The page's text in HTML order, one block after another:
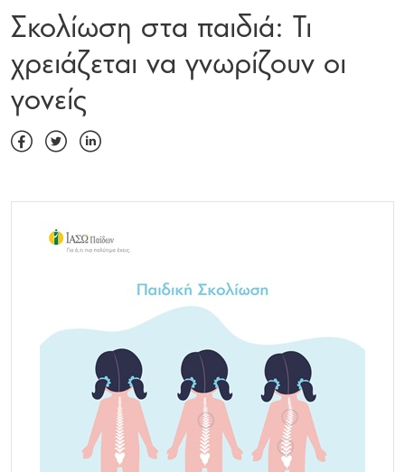
Σκολίωση στα παιδιά: Τι
χρειάζεται να γνωρίζουν οι
γονείς